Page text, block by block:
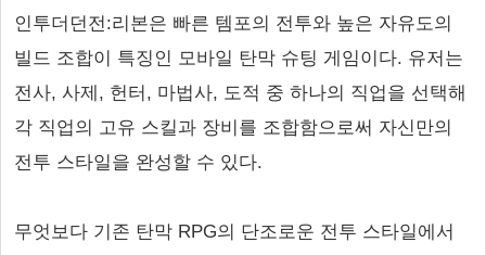
인투더던전:리본은 빠른 템포의 전투와 높은 자유도의
빌드 조합이 특징인 모바일 탄막 슈팅 게임이다. 유저는
전사, 사제, 헌터, 마법사, 도적 중 하나의 직업을 선택해
각 직업의 고유 스킬과 장비를 조합함으로써 자신만의
전투 스타일을 완성할 수 있다.
무엇보다 기존 탄막 RPG의 단조로운 전투 스타일에서